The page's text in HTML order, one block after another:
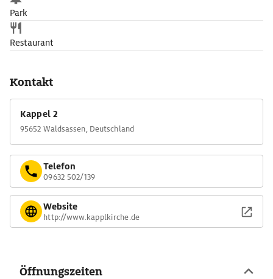
Park
Restaurant
Kontakt
Kappel 2
95652 Waldsassen, Deutschland
Telefon
09632 502/139
Website
http://www.kapplkirche.de
Öffnungszeiten